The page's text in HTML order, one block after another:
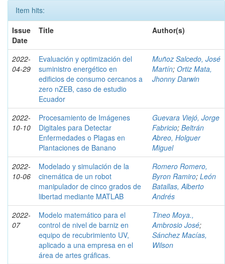
Item hits:
Issue
Date
Title Author(s)
2022-
04-29
Evaluación y optimización del
suministro energético en
edificios de consumo cercanos a
zero nZEB, caso de estudio
Ecuador
Muñoz Salcedo, José
Martín; Ortiz Mata,
Jhonny Darwin
2022-
10-10
Procesamiento de Imágenes
Digitales para Detectar
Enfermedades o Plagas en
Plantaciones de Banano
Guevara Viejó, Jorge
Fabricio; Beltrán
Abreo, Holguer
Miguel
2022-
10-06
Modelado y simulación de la
cinemática de un robot
manipulador de cinco grados de
libertad mediante MATLAB
Romero Romero,
Byron Ramiro; León
Batallas, Alberto
Andrés
2022-
07
Modelo matemático para el
control de nivel de barniz en
equipo de recubrimiento UV,
aplicado a una empresa en el
área de artes gráficas.
Tineo Moya.,
Ambrosio José;
Sánchez Macías,
Wilson